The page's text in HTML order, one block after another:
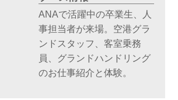
ANAで活躍中の卒業生、人
事担当者が来場。空港グラ
ンドスタッフ、客室乗務
員、グランドハンドリング
のお仕事紹介と体験。